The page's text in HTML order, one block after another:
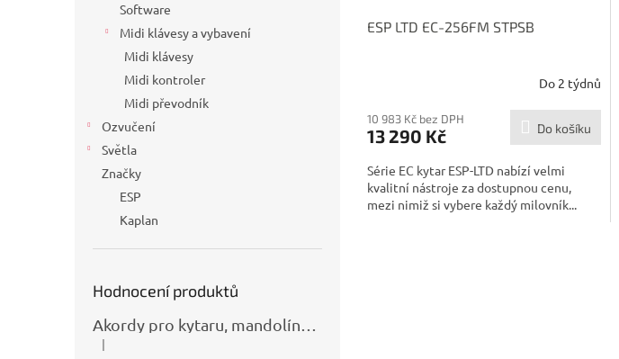
Software
Midi klávesy a vybavení
Midi klávesy
Midi kontroler
Midi převodník
Ozvučení
Světla
Značky
ESP
Kaplan
Hodnocení produktů
Hodnocení produktu je 5 z 5 hvězdiček.
|
ESP LTD EC-256FM STPSB
Do 2 týdnů
10 983 Kč bez DPH
13 290 Kč Do košíku
Série EC kytar ESP-LTD nabízí velmi
kvalitní nástroje za dostupnou cenu,
mezi nimiž si vybere každý milovník...